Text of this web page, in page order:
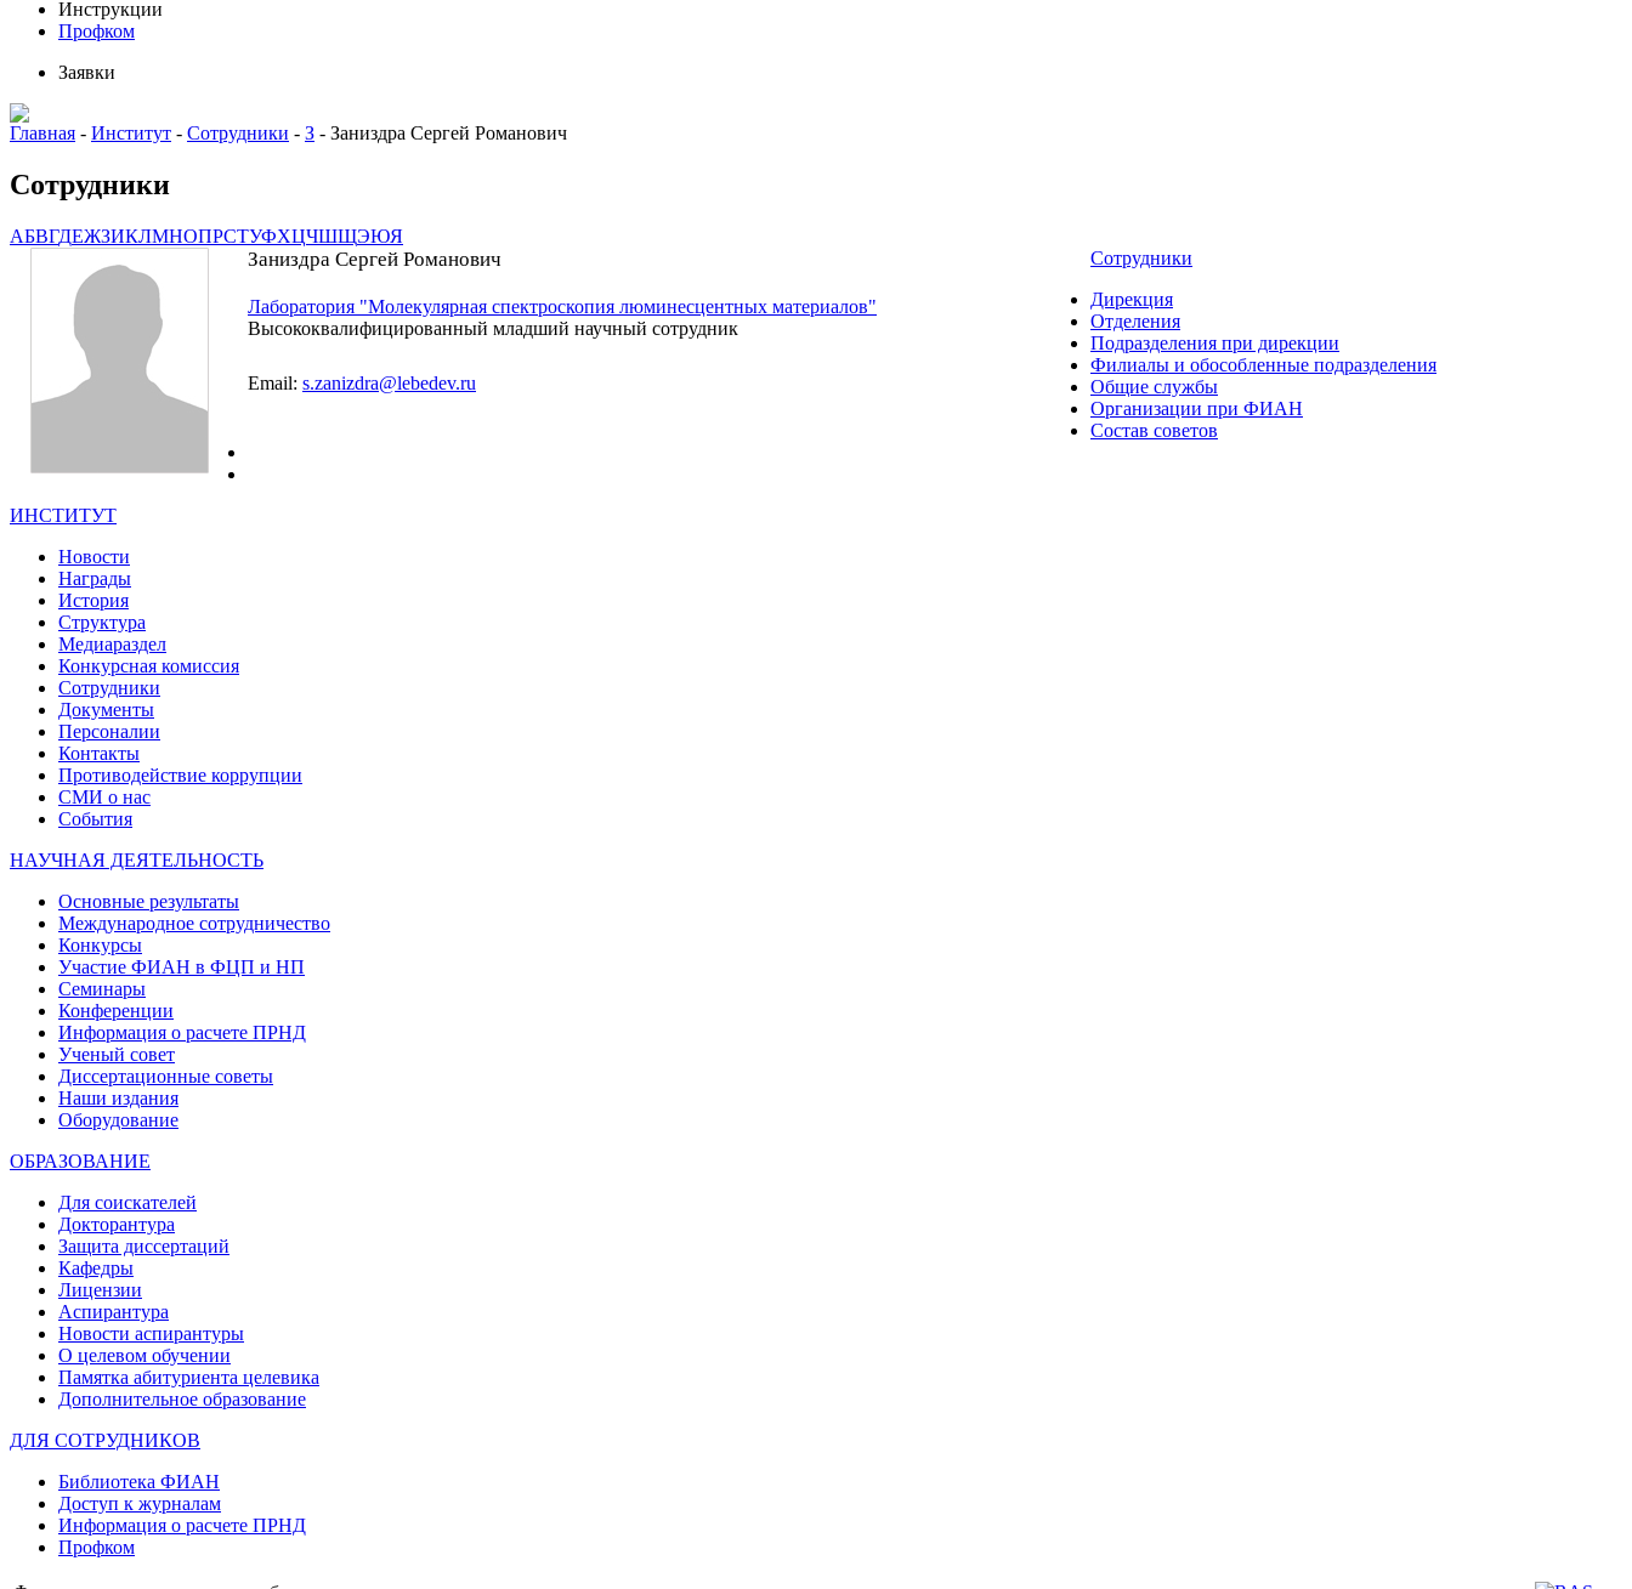
Инструкции
Профком
Заявки
Главная - Институт - Сотрудники - З - Заниздра Сергей Романович
Сотрудники
АБВГДЕЖЗИКЛМНОПРСТУФХЦЧШЩЭЮЯ
Заниздра Сергей Романович
Лаборатория "Молекулярная спектроскопия люминесцентных материалов"
Высококвалифицированный младший научный сотрудник
Email: s.zanizdra@lebedev.ru
Сотрудники
Дирекция
Отделения
Подразделения при дирекции
Филиалы и обособленные подразделения
Общие службы
Организации при ФИАН
Состав советов
ИНСТИТУТ
Новости
Награды
История
Структура
Медиараздел
Конкурсная комиссия
Сотрудники
Документы
Персоналии
Контакты
Противодействие коррупции
СМИ о нас
События
НАУЧНАЯ ДЕЯТЕЛЬНОСТЬ
Основные результаты
Международное сотрудничество
Конкурсы
Участие ФИАН в ФЦП и НП
Семинары
Конференции
Информация о расчете ПРНД
Ученый совет
Диссертационные советы
Наши издания
Оборудование
ОБРАЗОВАНИЕ
Для соискателей
Докторантура
Защита диссертаций
Кафедры
Лицензии
Аспирантура
Новости аспирантуры
О целевом обучении
Памятка абитуриента целевика
Дополнительное образование
ДЛЯ СОТРУДНИКОВ
Библиотека ФИАН
Доступ к журналам
Информация о расчете ПРНД
Профком